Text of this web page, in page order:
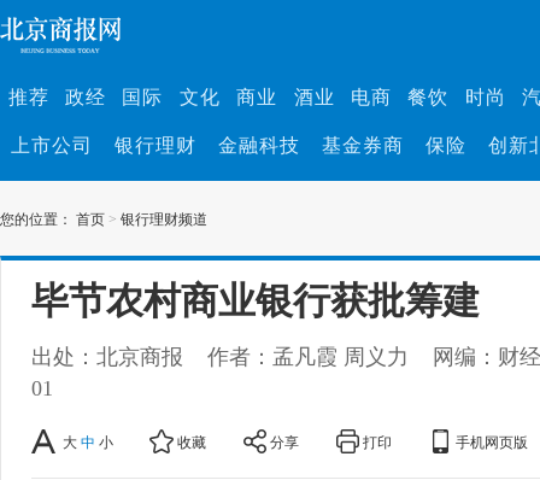
推荐 政经 国际 文化 商业 酒业 电商 餐饮 时尚
上市公司 银行理财 金融科技 基金券商 保险 创新
您的位置： 首页 > 银行理财频道
毕节农村商业银行获批筹建
出处：北京商报 作者：孟凡霞 周义力
网编：财
01
大 中 小 收藏 分享 打印 手机网页版